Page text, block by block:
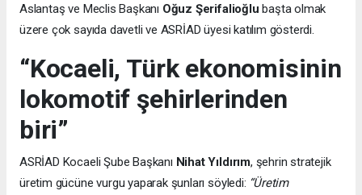
Aslantaş ve Meclis Başkanı Oğuz Şerifalioğlu başta olmak
üzere çok sayıda davetli ve ASRİAD üyesi katılım gösterdi.
“Kocaeli, Türk ekonomisinin
lokomotif şehirlerinden
biri”
ASRİAD Kocaeli Şube Başkanı Nihat Yıldırım, şehrin stratejik
üretim gücüne vurgu yaparak şunları söyledi: “Üretim